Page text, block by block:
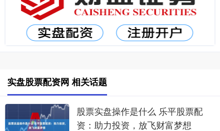
实盘股票配资网 相关话题
股票实盘操作是什么 乐平股票配
资：助力投资，放飞财富梦想